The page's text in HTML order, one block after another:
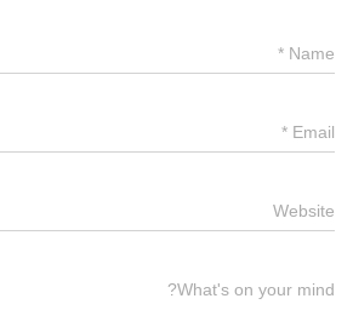
Name
*
Email
*
Website
What's on your mind?